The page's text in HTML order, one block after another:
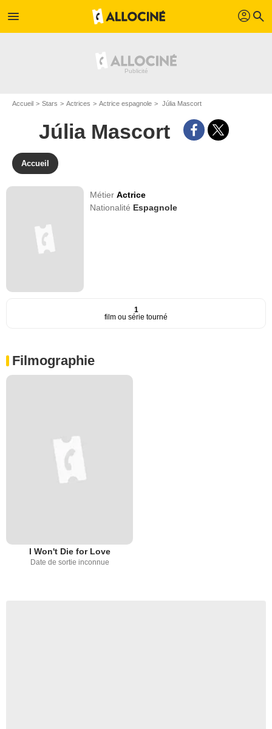
menu profil search
Accueil Stars Actrices Actrice espagnole Júlia Mascort
Júlia Mascort
Accueil
MétierActrice
Nationalité Espagnole
1
film ou série tourné
Filmographie
I Won't Die for Love
Date de sortie inconnue